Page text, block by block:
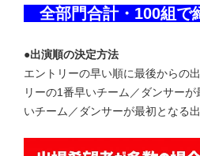
全部門合計・100組
●出演順の決定方法
エントリーの早い順に最後からの
リーの1番早いチーム／ダンサー
いチーム／ダンサーが最初となる出